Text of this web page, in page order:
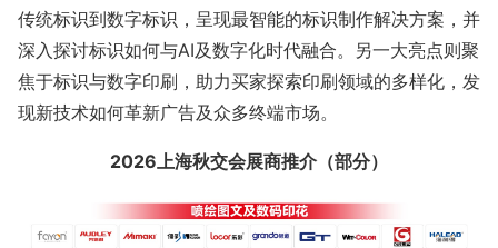
传统标识到数字标识，呈现最智能的标识制作解决方案，并
深入探讨标识如何与AI及数字化时代融合。另一大亮点则聚
焦于标识与数字印刷，助力买家探索印刷领域的多样化，发
现新技术如何革新广告及众多终端市场。
2026上海秋交会展商推介（部分）